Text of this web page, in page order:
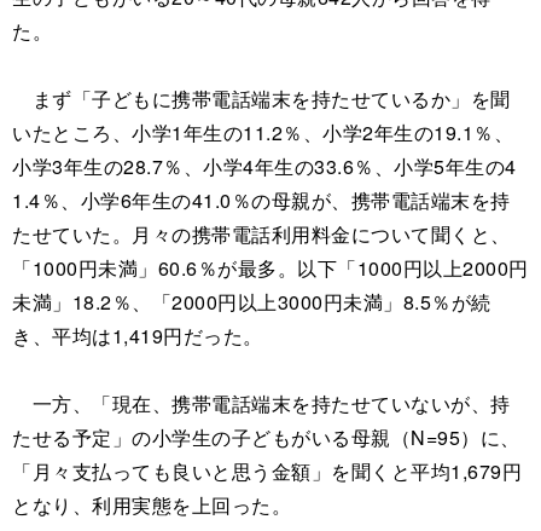
た。
まず「子どもに携帯電話端末を持たせているか」を聞
いたところ、小学1年生の11.2％、小学2年生の19.1％、
小学3年生の28.7％、小学4年生の33.6％、小学5年生の4
1.4％、小学6年生の41.0％の母親が、携帯電話端末を持
たせていた。月々の携帯電話利用料金について聞くと、
「1000円未満」60.6％が最多。以下「1000円以上2000円
未満」18.2％、「2000円以上3000円未満」8.5％が続
き、平均は1,419円だった。
一方、「現在、携帯電話端末を持たせていないが、持
たせる予定」の小学生の子どもがいる母親（N=95）に、
「月々支払っても良いと思う金額」を聞くと平均1,679円
となり、利用実態を上回った。